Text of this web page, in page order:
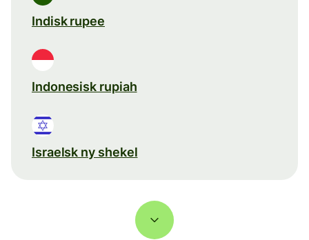
Indisk rupee
Indonesisk rupiah
Israelsk ny shekel